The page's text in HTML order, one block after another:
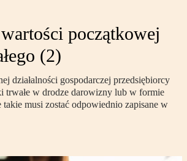
początkowej
(2)
działalności gospodarczej przedsiębiorcy
trwałe w drodze darowizny lub w formie
takie musi zostać odpowiednio zapisane w